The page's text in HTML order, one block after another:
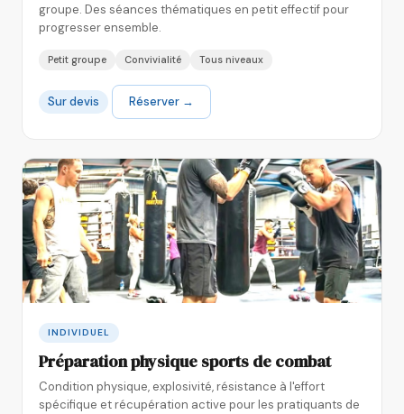
groupe. Des séances thématiques en petit effectif pour
progresser ensemble.
Petit groupe Convivialité Tous niveaux
Sur devis Réserver →
INDIVIDUEL
Préparation physique sports de combat
Condition physique, explosivité, résistance à l'effort
spécifique et récupération active pour les pratiquants de